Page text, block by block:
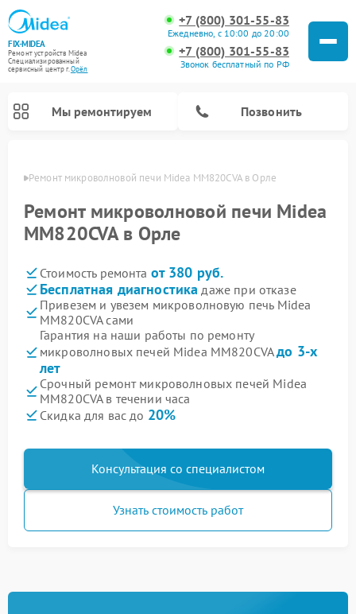
FIX-MIDEA
Ремонт устройств Midea
Специализированный
cервисный центр г.Орёл
+7 (800) 301-55-83
Ежедневно, с 10:00 до 20:00
+7 (800) 301-55-83
Звонок бесплатный по РФ
Мы ремонтируем Позвонить
Ремонт микроволновой печи Midea MM820CVA в Орле
Ремонт микроволновой печи Midea
MM820CVA в Орле
Стоимость ремонта от 380 руб.
Бесплатная диагностика даже при отказе
Привезем и увезем микроволновую печь Midea
MM820CVA сами
Гарантия на наши работы по ремонту
микроволновых печей Midea MM820CVAдо 3-х
лет
Срочный ремонт микроволновых печей Midea
MM820CVA в течении часа
Скидка для вас до 20%
Консультация со специалистом
Узнать стоимость работ